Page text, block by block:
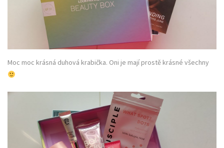
Moc moc krásná duhová krabička. Oni je mají prostě krásné všechny